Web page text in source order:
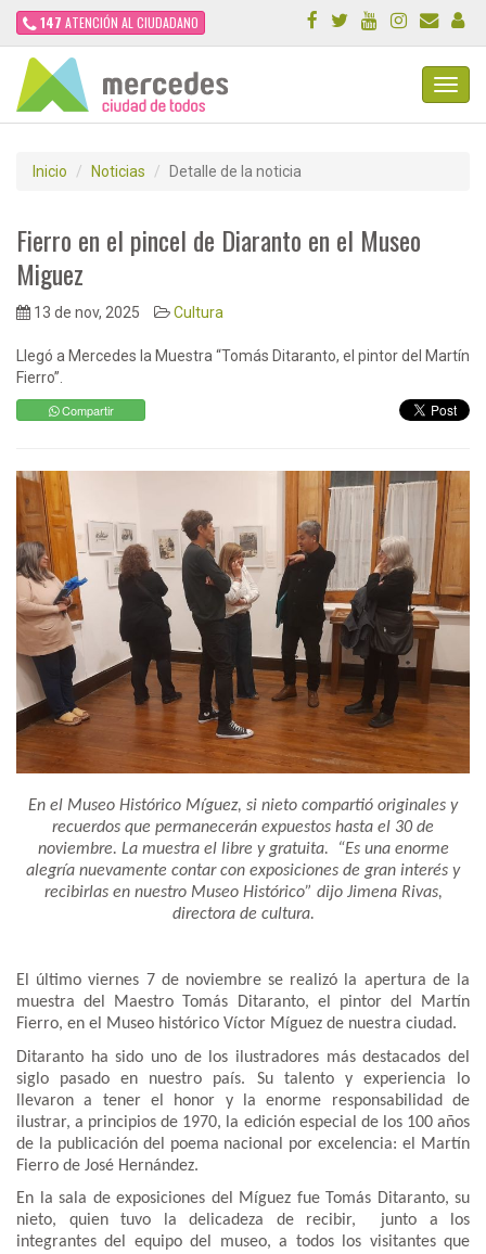
147 ATENCIÓN AL CIUDADANO
Inicio Noticias Detalle de la noticia
Fierro en el pincel de Diaranto en el Museo
Miguez
13 de nov, 2025 Cultura
Llegó a Mercedes la Muestra “Tomás Ditaranto, el pintor del Martín
Fierro”.
Compartir
En el Museo Histórico Míguez, si nieto compartió originales y
recuerdos que permanecerán expuestos hasta el 30 de
noviembre. La muestra el libre y gratuita. “Es una enorme
alegría nuevamente contar con exposiciones de gran interés y
recibirlas en nuestro Museo Histórico” dijo Jimena Rivas,
directora de cultura.
El último viernes 7 de noviembre se realizó la apertura de la
muestra del Maestro Tomás Ditaranto, el pintor del Martín
Fierro, en el Museo histórico Víctor Míguez de nuestra ciudad.
Ditaranto ha sido uno de los ilustradores más destacados del
siglo pasado en nuestro país. Su talento y experiencia lo
llevaron a tener el honor y la enorme responsabilidad de
ilustrar, a principios de 1970, la edición especial de los 100 años
de la publicación del poema nacional por excelencia: el Martín
Fierro de José Hernández.
En la sala de exposiciones del Míguez fue Tomás Ditaranto, su
nieto, quien tuvo la delicadeza de recibir, junto a los
integrantes del equipo del museo, a todos los visitantes que